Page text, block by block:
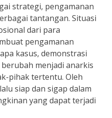
strategi, pengamanan
tantangan. Situasi
dari para
pengamanan
kasus, demonstrasi
menjadi anarkis
pihak tertentu. Oleh
siap dan sigap dalam
yang dapat terjadi